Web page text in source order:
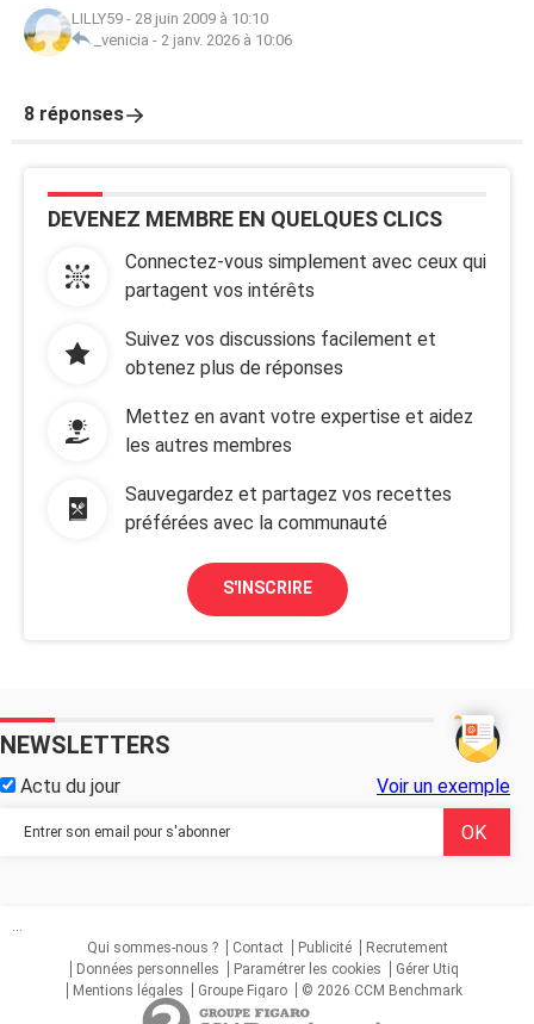
LILLY59 - 28 juin 2009 à 10:10
_venicia - 2 janv. 2026 à 10:06
8 réponses
DEVENEZ MEMBRE EN QUELQUES CLICS
Connectez-vous simplement avec ceux qui
partagent vos intérêts
Suivez vos discussions facilement et
obtenez plus de réponses
Mettez en avant votre expertise et aidez
les autres membres
Sauvegardez et partagez vos recettes
préférées avec la communauté
S'INSCRIRE
NEWSLETTERS
Actu du jour Voir un exemple
...
Qui sommes-nous ?
Contact Publicité
Recrutement
Données personnelles
Paramétrer les cookies
Gérer Utiq
Mentions légales
Groupe Figaro © 2026 CCM Benchmark